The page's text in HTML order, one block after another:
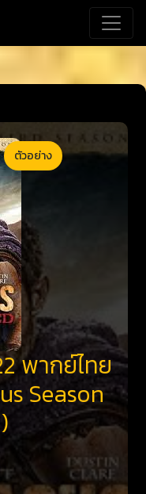
ตัวอย่าง
พากย์ไทย
Season